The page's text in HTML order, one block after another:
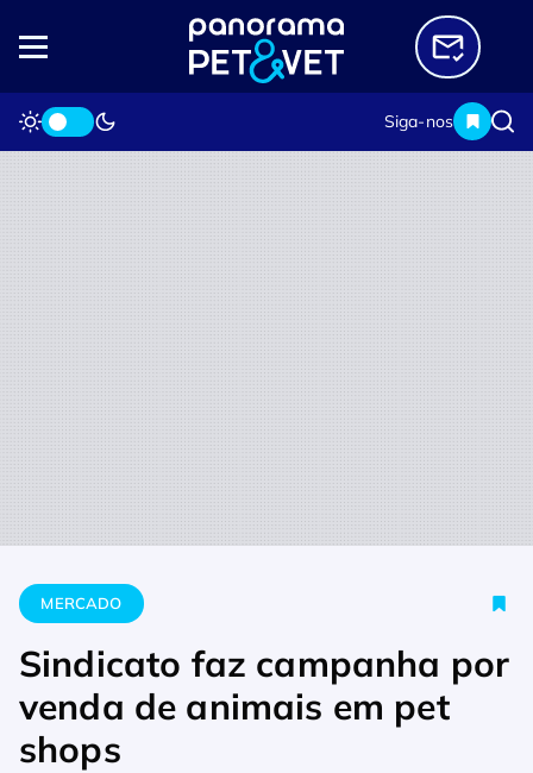
Siga-nos
Home Mercado Sindicato faz campanha por venda de
MERCADO
Sindicato faz campanha por
venda de animais em pet
shops